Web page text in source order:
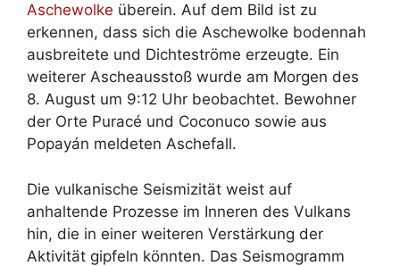
Aschewolke überein. Auf dem Bild ist zu
erkennen, dass sich die Aschewolke bodennah
ausbreitete und Dichteströme erzeugte. Ein
weiterer Ascheausstoß wurde am Morgen des
8. August um 9:12 Uhr beobachtet. Bewohner
der Orte Puracé und Coconuco sowie aus
Popayán meldeten Aschefall.
Die vulkanische Seismizität weist auf
anhaltende Prozesse im Inneren des Vulkans
hin, die in einer weiteren Verstärkung der
Aktivität gipfeln könnten. Das Seismogramm